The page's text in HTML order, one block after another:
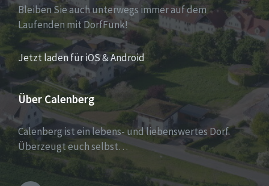
Bleiben Sie auch unterwegs immer auf dem
Laufenden mit DorfFunk!
Jetzt laden für iOS & Android
Über Calenberg
Calenberg ist ein lebens- und liebenswertes Dorf.
Überzeugt euch selbst…